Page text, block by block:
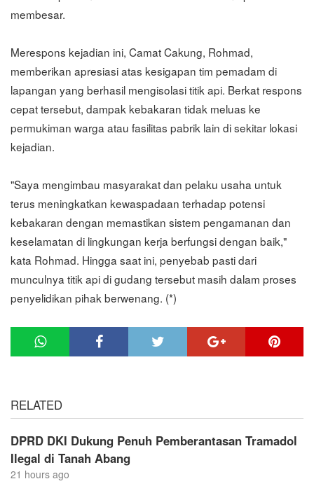
membesar.
Merespons kejadian ini, Camat Cakung, Rohmad,
memberikan apresiasi atas kesigapan tim pemadam di
lapangan yang berhasil mengisolasi titik api. Berkat respons
cepat tersebut, dampak kebakaran tidak meluas ke
permukiman warga atau fasilitas pabrik lain di sekitar lokasi
kejadian.
"Saya mengimbau masyarakat dan pelaku usaha untuk
terus meningkatkan kewaspadaan terhadap potensi
kebakaran dengan memastikan sistem pengamanan dan
keselamatan di lingkungan kerja berfungsi dengan baik,"
kata Rohmad. Hingga saat ini, penyebab pasti dari
munculnya titik api di gudang tersebut masih dalam proses
penyelidikan pihak berwenang. (*)
RELATED
DPRD DKI Dukung Penuh Pemberantasan Tramadol
Ilegal di Tanah Abang
21 hours ago